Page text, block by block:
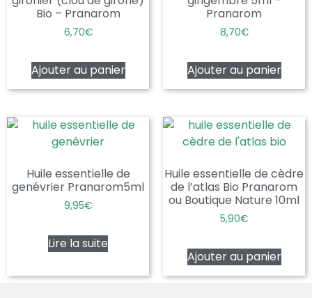
Bio – Pranarom
6,70€
Ajouter au panier
Pranarom
8,70€
Ajouter au panier
Huile essentielle de
genévrier Pranarom5ml
9,95€
Lire la suite
Huile essentielle de cèdre
de l’atlas Bio Pranarom
ou Boutique Nature 10ml
5,90€
Ajouter au panier